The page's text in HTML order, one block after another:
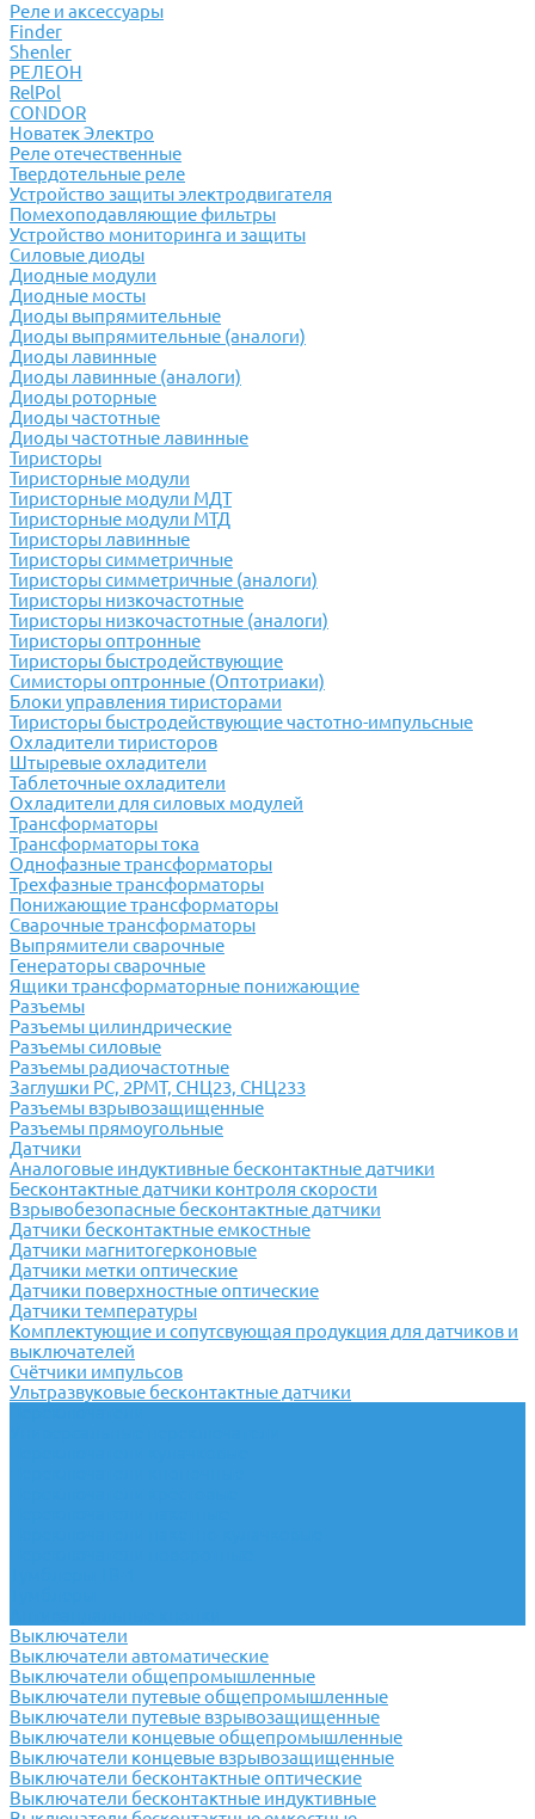
Реле и аксессуары
Finder
Shenler
РЕЛЕОН
RelPol
CONDOR
Новатек Электро
Реле отечественные
Твердотельные реле
Устройство защиты электродвигателя
Помехоподавляющие фильтры
Устройство мониторинга и защиты
Силовые диоды
Диодные модули
Диодные мосты
Диоды выпрямительные
Диоды выпрямительные (аналоги)
Диоды лавинные
Диоды лавинные (аналоги)
Диоды роторные
Диоды частотные
Диоды частотные лавинные
Тиристоры
Тиристорные модули
Тиристорные модули МДТ
Тиристорные модули МТД
Тиристоры лавинные
Тиристоры симметричные
Тиристоры симметричные (аналоги)
Тиристоры низкочастотные
Тиристоры низкочастотные (аналоги)
Тиристоры оптронные
Тиристоры быстродействующие
Симисторы оптронные (Оптотриаки)
Блоки управления тиристорами
Тиристоры быстродействующие частотно-импульсные
Охладители тиристоров
Штыревые охладители
Таблеточные охладители
Охладители для силовых модулей
Трансформаторы
Трансформаторы тока
Однофазные трансформаторы
Трехфазные трансформаторы
Понижающие трансформаторы
Сварочные трансформаторы
Выпрямители сварочные
Генераторы сварочные
Ящики трансформаторные понижающие
Разъемы
Разъемы цилиндрические
Разъемы силовые
Разъемы радиочастотные
Заглушки РС, 2РМТ, СНЦ23, СНЦ233
Разъемы взрывозащищенные
Разъемы прямоугольные
Датчики
Аналоговые индуктивные бесконтактные датчики
Бесконтактные датчики контроля скорости
Взрывобезопасные бесконтактные датчики
Датчики бесконтактные емкостные
Датчики магнитогерконовые
Датчики метки оптические
Датчики поверхностные оптические
Датчики температуры
Комплектующие и сопутсвующая продукция для датчиков и
выключателей
Счётчики импульсов
Ультразвуковые бесконтактные датчики
Выключатели
Выключатели автоматические
Выключатели общепромышленные
Выключатели путевые общепромышленные
Выключатели путевые взрывозащищенные
Выключатели концевые общепромышленные
Выключатели концевые взрывозащищенные
Выключатели бесконтактные оптические
Выключатели бесконтактные индуктивные